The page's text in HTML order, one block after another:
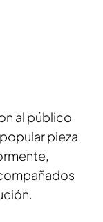
al público
pieza